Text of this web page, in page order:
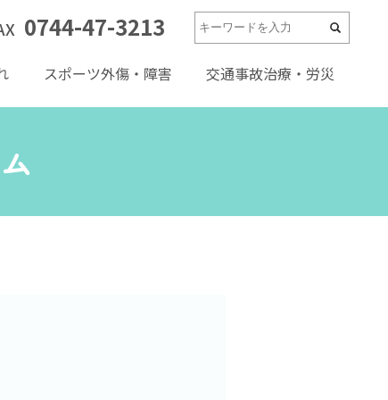
0744-47-3213
スポーツ外傷・障害 交通事故治療・労災